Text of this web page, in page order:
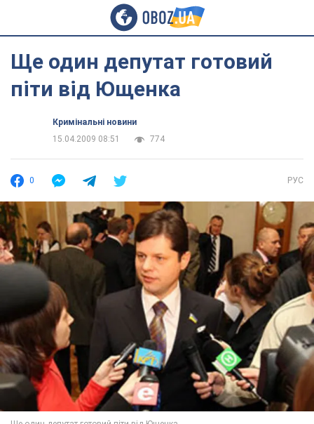
Ще один депутат готовий
піти від Ющенка
Кримінальні новини
15.04.2009 08:51
774
0 РУС